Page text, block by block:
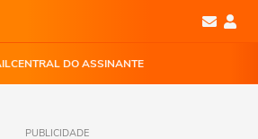
CENTRAL DO ASSINANTE
PUBLICIDADE